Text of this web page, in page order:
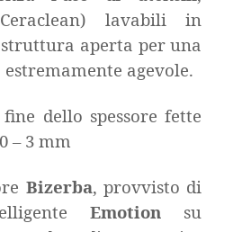
lavabili in
aperta per una
agevole.
fine dello spessore fette
– 3 mm
Bizerba, provvisto di
Emotion su